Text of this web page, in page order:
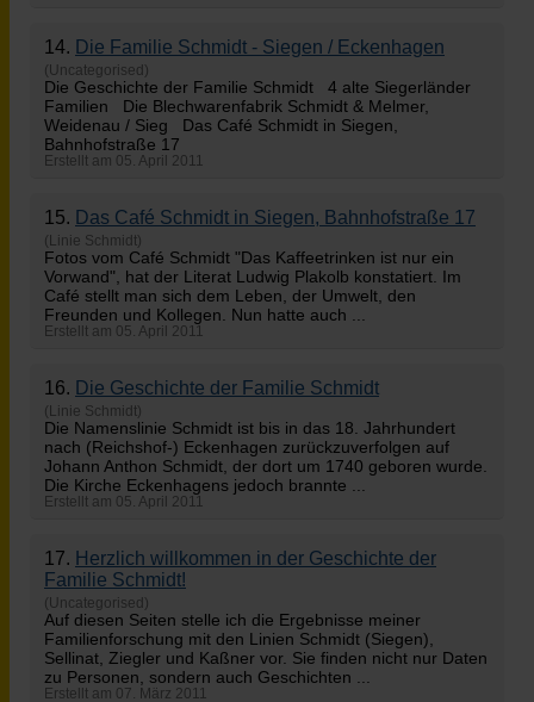
14. Die Familie Schmidt - Siegen / Eckenhagen
(Uncategorised)
Die Geschichte der Familie Schmidt 4 alte Siegerländer
Familien Die Blechwarenfabrik Schmidt & Melmer,
Weidenau / Sieg Das Café Schmidt in Siegen,
Bahnhofstraße 17
Erstellt am 05. April 2011
15. Das Café Schmidt in Siegen, Bahnhofstraße 17
(Linie Schmidt)
Fotos vom Café Schmidt "Das Kaffeetrinken ist nur ein
Vorwand", hat der Literat Ludwig Plakolb konstatiert. Im
Café stellt man sich dem Leben, der Umwelt, den
Freunden und Kollegen. Nun hatte auch ...
Erstellt am 05. April 2011
16. Die Geschichte der Familie Schmidt
(Linie Schmidt)
Die Namenslinie Schmidt ist bis in das 18. Jahrhundert
nach (Reichshof-) Eckenhagen zurückzuverfolgen auf
Johann Anthon Schmidt, der dort um 1740 geboren wurde.
Die Kirche Eckenhagens jedoch brannte ...
Erstellt am 05. April 2011
17. Herzlich willkommen in der Geschichte der
Familie Schmidt!
(Uncategorised)
Auf diesen Seiten stelle ich die Ergebnisse meiner
Familienforschung mit den Linien Schmidt (Siegen),
Sellinat, Ziegler und Kaßner vor. Sie finden nicht nur Daten
zu Personen, sondern auch Geschichten ...
Erstellt am 07. März 2011